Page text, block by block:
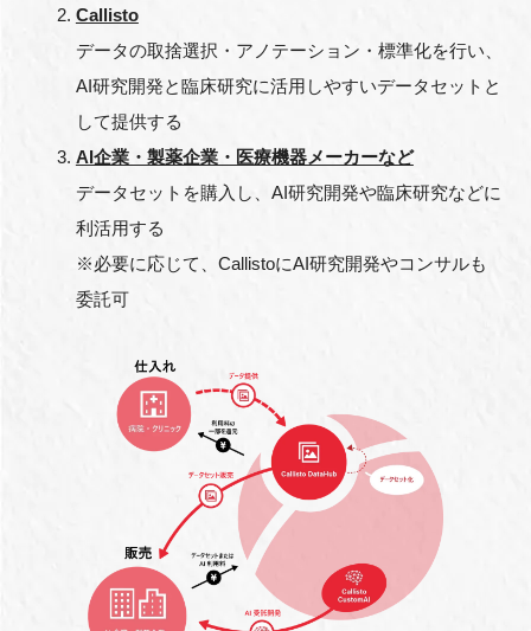
Callisto
データの取捨選択・アノテーション・標準化を行い、
AI研究開発と臨床研究に活用しやすいデータセットと
して提供する
AI企業・製薬企業・医療機器メーカーなど
データセットを購入し、AI研究開発や臨床研究などに
利活用する
※必要に応じて、CallistoにAI研究開発やコンサルも
委託可